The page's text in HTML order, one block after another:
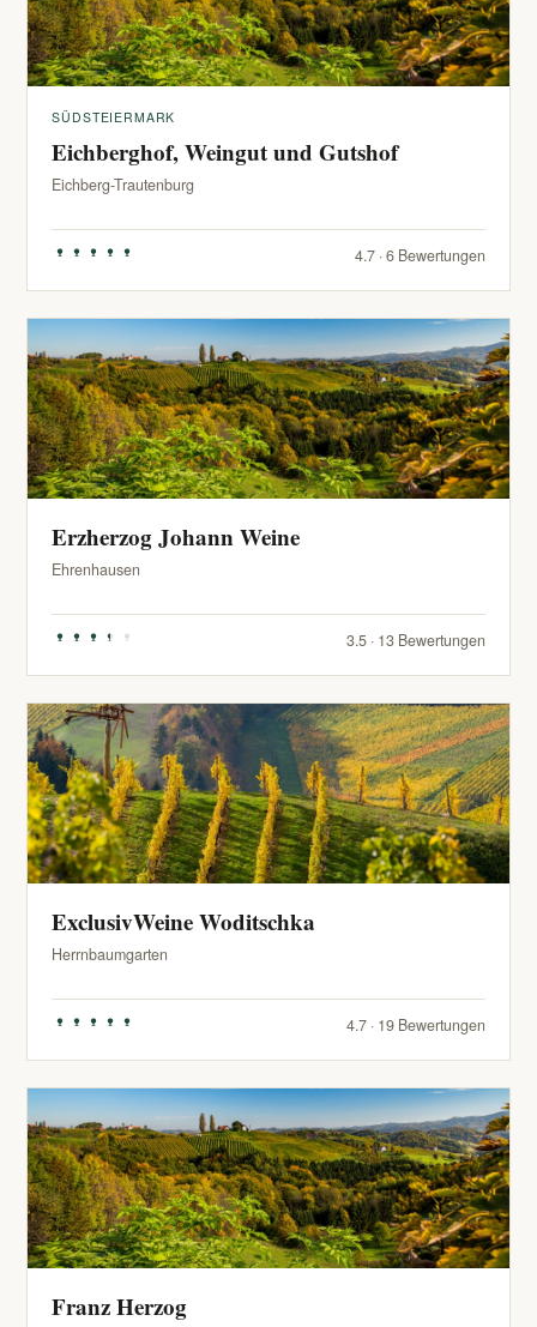
SÜDSTEIERMARK
Eichberghof, Weingut und Gutshof
Eichberg-Trautenburg
4.7 · 6 Bewertungen
Erzherzog Johann Weine
Ehrenhausen
3.5 · 13 Bewertungen
ExclusivWeine Woditschka
Herrnbaumgarten
4.7 · 19 Bewertungen
Franz Herzog